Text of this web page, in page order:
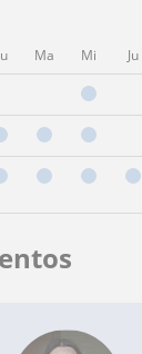
Ma Mi Ju